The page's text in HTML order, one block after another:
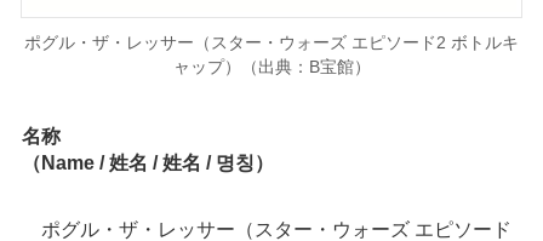
ポグル・ザ・レッサー（スター・ウォーズ エピソード2 ボトルキ
ャップ）（出典：B宝館）
名称
（Name / 姓名 / 姓名 / 명칭）
ポグル・ザ・レッサー（スター・ウォーズ エピソード